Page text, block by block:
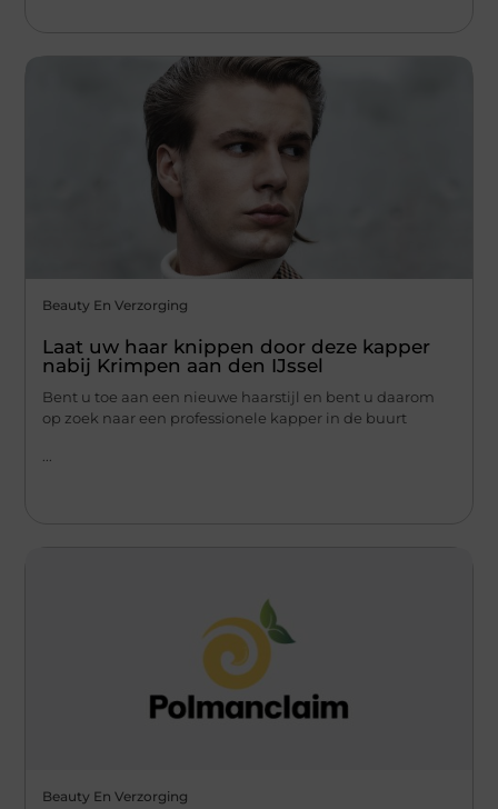
Beauty En Verzorging
Laat uw haar knippen door deze kapper
nabij Krimpen aan den IJssel
Bent u toe aan een nieuwe haarstijl en bent u daarom
op zoek naar een professionele kapper in de buurt
Beauty En Verzorging